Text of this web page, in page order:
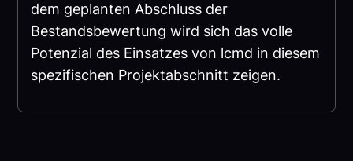
dem geplanten Abschluss der
Bestandsbewertung wird sich das volle
Potenzial des Einsatzes von lcmd in diesem
spezifischen Projektabschnitt zeigen.